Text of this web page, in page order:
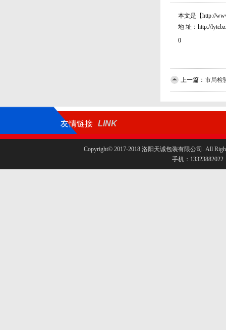
本文是【http://
地 址：http://
0
上一篇： 市局检
友情链接 LINK
Copyright© 2017-2018 洛阳天诚包装有限公司. All
手机：